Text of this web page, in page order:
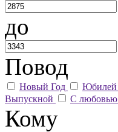
до
Повод
Новый Год Юбилей
Выпускной
С любовью
Кому